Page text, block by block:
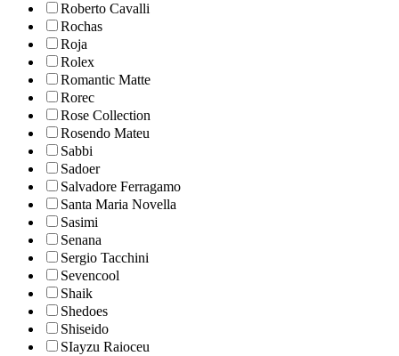
Roberto Cavalli
Rochas
Roja
Rolex
Romantic Matte
Rorec
Rose Collection
Rosendo Mateu
Sabbi
Sadoer
Salvadore Ferragamo
Santa Maria Novella
Sasimi
Senana
Sergio Tacchini
Sevencool
Shaik
Shedoes
Shiseido
SIayzu Raioceu